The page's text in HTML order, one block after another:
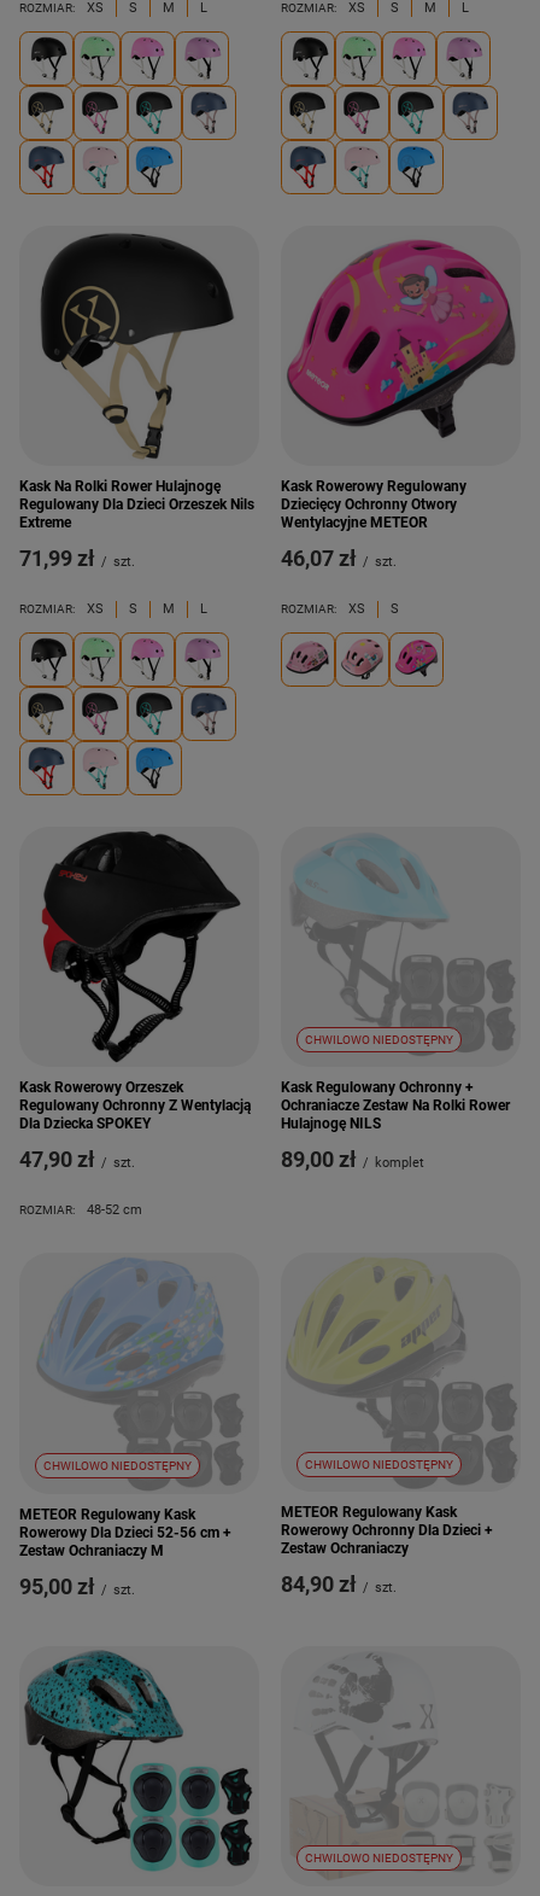
ROZMIAR: XS S M L ROZMIAR: XS S M L
Kask Na Rolki Rower Hulajnogę
Regulowany Dla Dzieci Orzeszek Nils
Extreme
71,99 zł / szt.
ROZMIAR: XS S M L
Kask Rowerowy Regulowany
Dziecięcy Ochronny Otwory
Wentylacyjne METEOR
46,07 zł / szt.
ROZMIAR: XS S
Kask Rowerowy Orzeszek
Regulowany Ochronny Z Wentylacją
Dla Dziecka SPOKEY
47,90 zł / szt.
ROZMIAR: 48-52 cm
CHWILOWO NIEDOSTĘPNY
Kask Regulowany Ochronny +
Ochraniacze Zestaw Na Rolki Rower
Hulajnogę NILS
89,00 zł / komplet
CHWILOWO NIEDOSTĘPNY
METEOR Regulowany Kask
Rowerowy Dla Dzieci 52-56 cm +
Zestaw Ochraniaczy M
95,00 zł / szt.
CHWILOWO NIEDOSTĘPNY
METEOR Regulowany Kask
Rowerowy Ochronny Dla Dzieci +
Zestaw Ochraniaczy
84,90 zł / szt.
CHWILOWO NIEDOSTĘPNY